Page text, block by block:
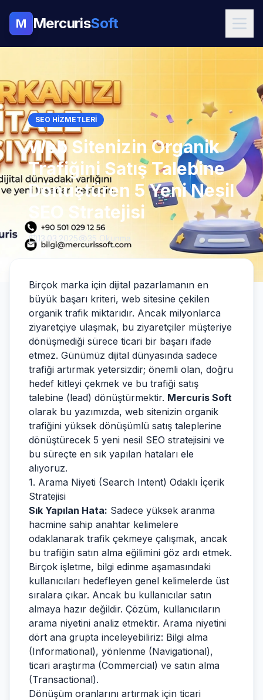
M MercurisSoft
SEO HIZMETLERI
Web Sitenizin Organik
Trafiğini Satış Talebine
Dönüştüren 5 Yeni Nesil
SEO Stratejisi
13.03.2025 35 Okunma
Birçok marka için dijital pazarlamanın en
büyük başarı kriteri, web sitesine çekilen
organik trafik miktarıdır. Ancak milyonlarca
ziyaretçiye ulaşmak, bu ziyaretçiler müşteriye
dönüşmediği sürece ticari bir başarı ifade
etmez. Günümüz dijital dünyasında sadece
trafiği artırmak yetersizdir; önemli olan, doğru
hedef kitleyi çekmek ve bu trafiği satış
talebine (lead) dönüştürmektir. Mercuris Soft
olarak bu yazımızda, web sitenizin organik
trafiğini yüksek dönüşümlü satış taleplerine
dönüştürecek 5 yeni nesil SEO stratejisini ve
bu süreçte en sık yapılan hataları ele
alıyoruz.
1. Arama Niyeti (Search Intent) Odaklı İçerik
Stratejisi
Sık Yapılan Hata: Sadece yüksek aranma
hacmine sahip anahtar kelimelere
odaklanarak trafik çekmeye çalışmak, ancak
bu trafiğin satın alma eğilimini göz ardı etmek.
Birçok işletme, bilgi edinme aşamasındaki
kullanıcıları hedefleyen genel kelimelerde üst
sıralara çıkar. Ancak bu kullanıcılar satın
almaya hazır değildir. Çözüm, kullanıcıların
arama niyetini analiz etmektir. Arama niyetini
dört ana grupta inceleyebiliriz: Bilgi alma
(Informational), yönlenme (Navigational),
ticari araştırma (Commercial) ve satın alma
(Transactional).
Dönüşüm oranlarını artırmak için ticari